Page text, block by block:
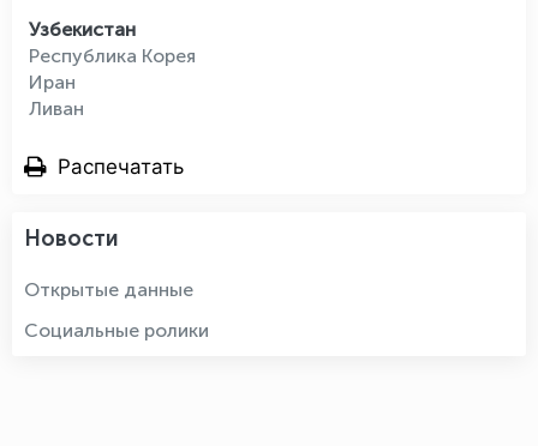
Узбекистан
Республика Корея
Иран
Ливан
Распечатать
Новости
Открытые данные
Социальные ролики